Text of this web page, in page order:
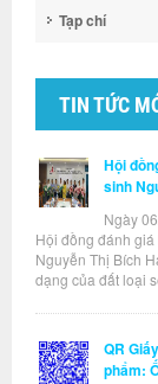
Tạp chí
TIN TỨC
Hội
sinh
Ngày
Hội đồng đánh
Nguyễn Thị Bích
dạng của đất loại
QR
phẩm: